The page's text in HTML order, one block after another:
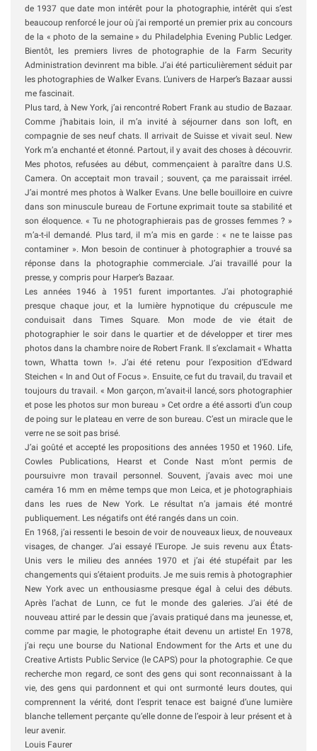
de 1937 que date mon intérêt pour la photographie, intérêt qui s’est
beaucoup renforcé le jour où j’ai remporté un premier prix au concours
de la « photo de la semaine » du Philadelphia Evening Public Ledger.
Bientôt, les premiers livres de photographie de la Farm Security
Administration devinrent ma bible. J’ai été particulièrement séduit par
les photographies de Walker Evans. L’univers de Harper’s Bazaar aussi
me fascinait.
Plus tard, à New York, j’ai rencontré Robert Frank au studio de Bazaar.
Comme j’habitais loin, il m’a invité à séjourner dans son loft, en
compagnie de ses neuf chats. Il arrivait de Suisse et vivait seul. New
York m’a enchanté et étonné. Partout, il y avait des choses à découvrir.
Mes photos, refusées au début, commençaient à paraître dans U.S.
Camera. On acceptait mon travail ; souvent, ça me paraissait irréel.
J’ai montré mes photos à Walker Evans. Une belle bouilloire en cuivre
dans son minuscule bureau de Fortune exprimait toute sa stabilité et
son éloquence. « Tu ne photographierais pas de grosses femmes ? »
m’a-t-il demandé. Plus tard, il m’a mis en garde : « ne te laisse pas
contaminer ». Mon besoin de continuer à photographier a trouvé sa
réponse dans la photographie commerciale. J’ai travaillé pour la
presse, y compris pour Harper’s Bazaar.
Les années 1946 à 1951 furent importantes. J’ai photographié
presque chaque jour, et la lumière hypnotique du crépuscule me
conduisait dans Times Square. Mon mode de vie était de
photographier le soir dans le quartier et de développer et tirer mes
photos dans la chambre noire de Robert Frank. Il s’exclamait « Whatta
town, Whatta town !». J’ai été retenu pour l’exposition d’Edward
Steichen « In and Out of Focus ». Ensuite, ce fut du travail, du travail et
toujours du travail. « Mon garçon, m’avait-il lancé, sors photographier
et pose les photos sur mon bureau » Cet ordre a été assorti d’un coup
de poing sur le plateau en verre de son bureau. C’est un miracle que le
verre ne se soit pas brisé.
J’ai goûté et accepté les propositions des années 1950 et 1960. Life,
Cowles Publications, Hearst et Conde Nast m’ont permis de
poursuivre mon travail personnel. Souvent, j’avais avec moi une
caméra 16 mm en même temps que mon Leica, et je photographiais
dans les rues de New York. Le résultat n’a jamais été montré
publiquement. Les négatifs ont été rangés dans un coin.
En 1968, j’ai ressenti le besoin de voir de nouveaux lieux, de nouveaux
visages, de changer. J’ai essayé l’Europe. Je suis revenu aux États-
Unis vers le milieu des années 1970 et j’ai été stupéfait par les
changements qui s’étaient produits. Je me suis remis à photographier
New York avec un enthousiasme presque égal à celui des débuts.
Après l’achat de Lunn, ce fut le monde des galeries. J’ai été de
nouveau attiré par le dessin que j’avais pratiqué dans ma jeunesse, et,
comme par magie, le photographe était devenu un artiste! En 1978,
j’ai reçu une bourse du National Endowment for the Arts et une du
Creative Artists Public Service (le CAPS) pour la photographie. Ce que
recherche mon regard, ce sont des gens qui sont reconnaissant à la
vie, des gens qui pardonnent et qui ont surmonté leurs doutes, qui
comprennent la vérité, dont l’esprit tenace est baigné d’une lumière
blanche tellement perçante qu’elle donne de l’espoir à leur présent et à
leur avenir.
Louis Faurer